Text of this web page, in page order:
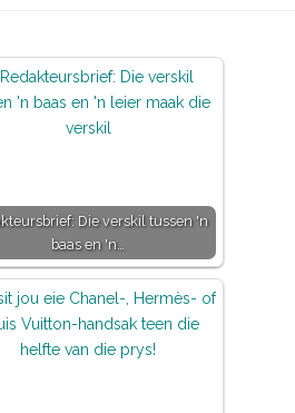
Die verskil tussen 'n
baas en 'n…